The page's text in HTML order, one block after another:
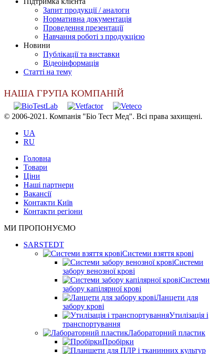
Запит продукції / аналоги
Нормативна документація
Проведення презентації
Навчання роботі з продукцією
Новини
Публікації та виставки
Відеоінформація
Статті на тему
НАША ГРУПА КОМПАНІЙ
© 2006-2021. Компанія "Біо Тест Мед". Всі права захищені.
UA
RU
Головна
Товари
Ціни
Наші партнери
Вакансії
Контакти Київ
Контакти регіони
МИ ПРОПОНУЄМО
SARSTEDT
Системи взяття крові
Системи
забору венозної крові
Системи
забору капілярної крові
Ланцети для
забору крові
Утилізація і
транспортування
Лабораторний пластик
Пробірки